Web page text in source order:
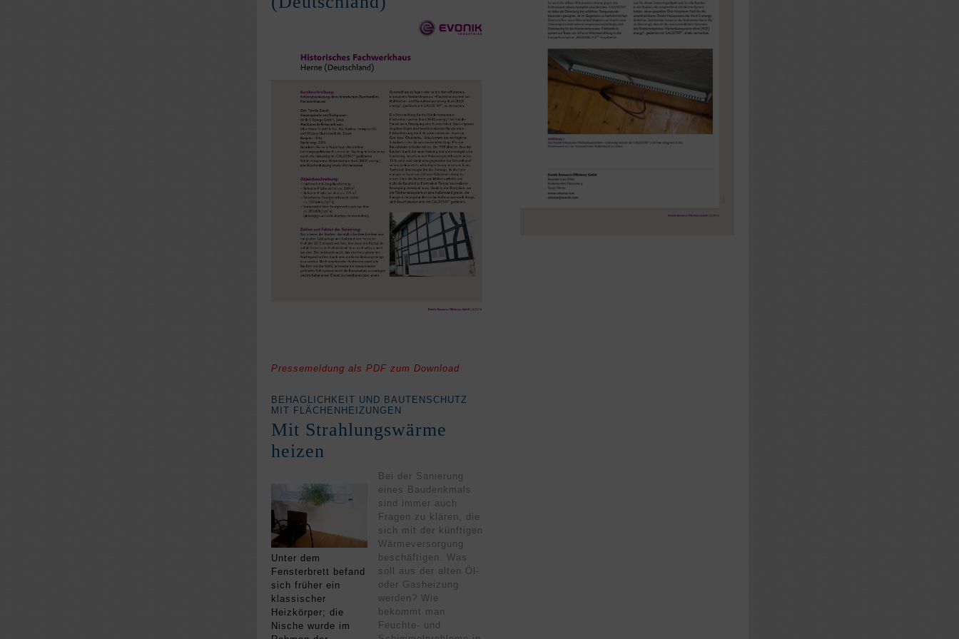
Pressemeldung als PDF zum Download
BEHAGLICHKEIT UND BAUTENSCHUTZ
MIT FLÄCHENHEIZUNGEN
Mit Strahlungswärme
heizen
Unter dem
Fensterbrett befand
sich früher ein
klassischer
Heizkörper; die
Nische wurde im
Bei der Sanierung
eines Baudenkmals
sind immer auch
Fragen zu klären, die
sich mit der künftigen
Wärmeversorgung
beschäftigen. Was
soll aus der alten Öl-
oder Gasheizung
werden? Wie
bekommt man
Feuchte- und